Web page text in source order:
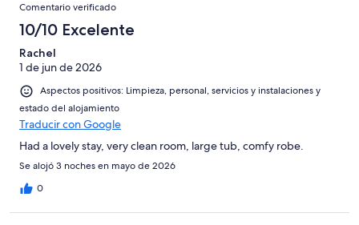
Comentario verificado
10/10 Excelente
Rachel
1 de jun de 2026
Aspectos positivos: Limpieza, personal, servicios y instalaciones y
estado del alojamiento
Traducir con Google
Had a lovely stay, very clean room, large tub, comfy robe.
Se alojó 3 noches en mayo de 2026
0